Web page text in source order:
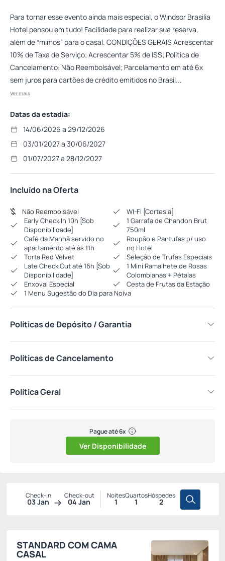
Para tornar esse evento ainda mais especial, o Windsor Brasilia
Hotel pensou em tudo! Facilidade para realizar sua reserva,
além de “mimos” para o casal. CONDIÇÕES GERAIS Acrescentar
10% de Taxa de Serviço; Acrescentar 5% de ISS; Política de
Cancelamento: Não Reembolsável; Parcelamento em até 6x
sem juros para cartões de crédito emitidos no Brasil...
Ver mais
Datas da estadia:
14/06/2026 a 29/12/2026
03/01/2027 a 30/06/2027
01/07/2027 a 28/12/2027
Incluído na Oferta
Não Reembolsável
WI-FI [Cortesia]
Early Check In 10h [Sob
Disponibilidade]
1 Garrafa de Chandon Brut
750ml
Café da Manhã servido no
apartamento até às 11h
Roupão e Pantufas p/ uso
no Hotel
Torta Red Velvet
Seleção de Trufas Especiais
Late Check Out até 16h [Sob
Disponibilidade]
1 Mini Ramalhete de Rosas
Colombianas + Pétalas
Enxoval Especial
Cesta de Frutas da Estação
1 Menu Sugestão do Dia para Noiva
Políticas de Depósito / Garantia
Políticas de Cancelamento
Política Geral
Pague até 6x
Ver Disponibilidade
Check-in
03 Jan
Check-out
04 Jan
Noites
1
Quartos
1
Hóspedes
2
STANDARD COM CAMA
CASAL